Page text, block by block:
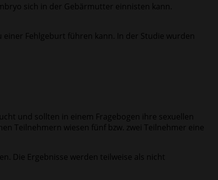
sich in der Gebärmutter einnisten kann.
Fehlgeburt führen kann. In der Studie wurden
und sollten in einem Fragebogen ihre sexuellen
Teilnehmern wiesen fünf bzw. zwei Teilnehmer eine
Die Ergebnisse werden teilweise als nicht